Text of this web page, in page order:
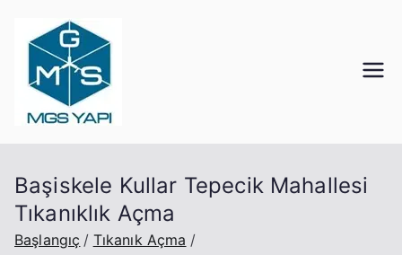
Başiskele Kullar Tepecik Mahallesi
Tıkanıklık Açma
Başlangıç
Tıkanık Açma